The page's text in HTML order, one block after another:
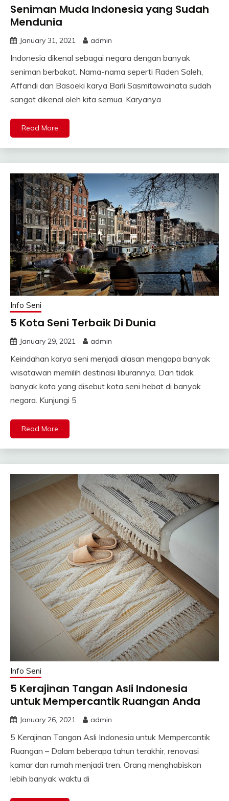
Seniman Muda Indonesia yang Sudah
Mendunia
January 31, 2021 admin
Indonesia dikenal sebagai negara dengan banyak
seniman berbakat. Nama-nama seperti Raden Saleh,
Affandi dan Basoeki karya Barli Sasmitawainata sudah
sangat dikenal oleh kita semua. Karyanya
Read More
Info Seni
5 Kota Seni Terbaik Di Dunia
January 29, 2021 admin
Keindahan karya seni menjadi alasan mengapa banyak
wisatawan memilih destinasi liburannya. Dan tidak
banyak kota yang disebut kota seni hebat di banyak
negara. Kunjungi 5
Read More
Info Seni
5 Kerajinan Tangan Asli Indonesia
untuk Mempercantik Ruangan Anda
January 26, 2021 admin
5 Kerajinan Tangan Asli Indonesia untuk Mempercantik
Ruangan – Dalam beberapa tahun terakhir, renovasi
kamar dan rumah menjadi tren. Orang menghabiskan
lebih banyak waktu di